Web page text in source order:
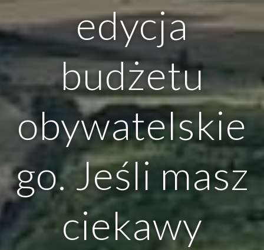
edycja
budżetu
obywatelskie
go. Jeśli masz
ciekawy